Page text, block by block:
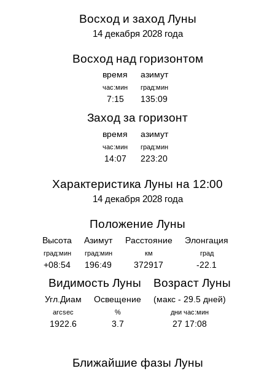
Восход и заход Луны
14 декабря 2028 года
Восход над горизонтом
время
час:мин
7:15
азимут
град:мин
135:09
Заход за горизонт
время
час:мин
14:07
азимут
град:мин
223:20
Характеристика Луны на 12:00
14 декабря 2028 года
Положение Луны
Высота
град:мин
+08:54
Азимут
град:мин
196:49
Расстояние
км
372917
Элонгация
град
-22.1
Видимость Луны
Угл.Диам
arcsec
1922.6
Освещение
%
3.7
Возраст Луны
(макс - 29.5 дней)
дни час:мин
27 17:08
Ближайшие фазы Луны